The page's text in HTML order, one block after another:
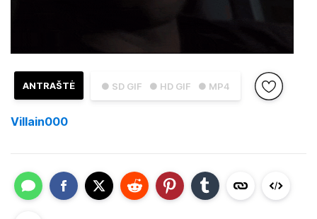
● SD GIF ● HD GIF ● MP4
ANTRAŠTĖ
Villain000